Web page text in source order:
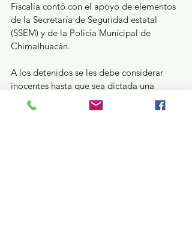
Fiscalía contó con el apoyo de elementos
de la Secretaría de Seguridad estatal
(SSEM) y de la Policía Municipal de
Chimalhuacán.
A los detenidos se les debe considerar
inocentes hasta que sea dictada una
sentencia condenatoria en su contra.
Seguridad y Justicia